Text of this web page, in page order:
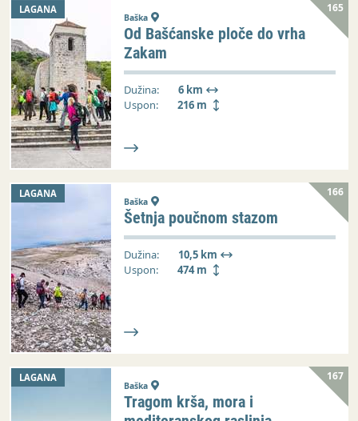
LAGANA 165
Baška
Od Bašćanske ploče do vrha
Zakam
Dužina:
6 km
Uspon:
216 m
LAGANA 166
Baška
Šetnja poučnom stazom
Dužina:
10,5 km
Uspon:
474 m
LAGANA 167
Baška
Tragom krša, mora i